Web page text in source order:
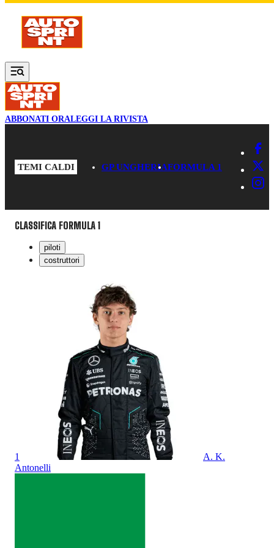
ABBONATI ORALEGGI LA RIVISTA
TEMI CALDI GP UNGHERIAFORMULA 1
CLASSIFICA FORMULA 1
piloti
costruttori
1
A. K.
Antonelli